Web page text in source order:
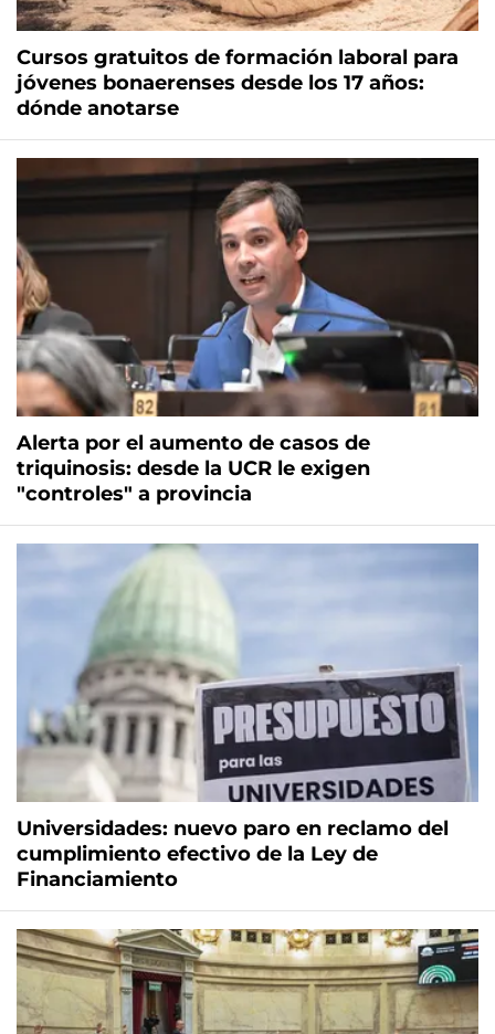
Cursos gratuitos de formación laboral para
jóvenes bonaerenses desde los 17 años:
dónde anotarse
Alerta por el aumento de casos de
triquinosis: desde la UCR le exigen
"controles" a provincia
Universidades: nuevo paro en reclamo del
cumplimiento efectivo de la Ley de
Financiamiento